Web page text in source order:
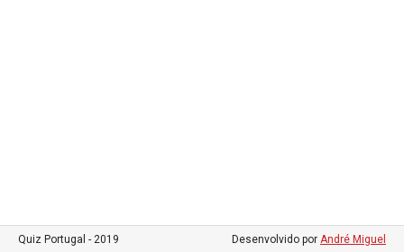
Desenvolvido por André Miguel
Quiz Portugal - 2019